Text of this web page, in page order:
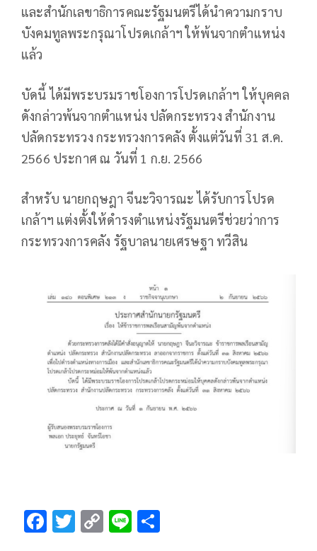
และสำนักเลขาธิการคณะรัฐมนตรีได้นำความกราบ
บังคมทูลพระกรุณาโปรดเกล้าฯ ให้พ้นจากตำแหน่ง
แล้ว
บัดนี้ ได้มีพระบรมราชโองการโปรดเกล้าฯ ให้บุคคล
ดังกล่าวพ้นจากตำแหน่ง ปลัดกระทรวง สำนักงาน
ปลัดกระทรวง กระทรวงการคลัง ตั้งแต่วันที่ 31 ส.ค.
2566 ประกาศ ณ วันที่ 1 ก.ย. 2566
สำหรับ นายกฤษฎา จีนะวิจารณะ ได้รับการโปรด
เกล้าฯ แต่งตั้งให้ดำรงตำแหน่งรัฐมนตรีช่วยว่าการ
กระทรวงการคลัง รัฐบาลนายเศรษฐา ทวีสิน
F T C Li